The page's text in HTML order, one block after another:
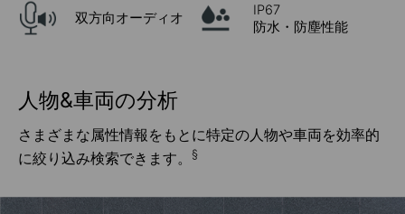
双方向オーディオ
IP67
防水・防塵性能
人物&車両の分析
さまざまな属性情報をもとに特定の人物や車両を効率的
に絞り込み検索できます。 §